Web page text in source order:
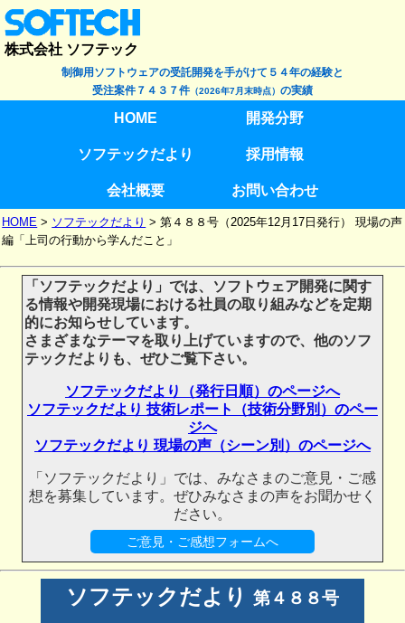
株式会社 ソフテック
制御用ソフトウェアの受託開発を手がけて５４年の経験と
受注案件７４３７件 （2026年7月末時点） の実績
HOME 開発分野
ソフテックだより 採用情報
会社概要 お問い合わせ
HOME > ソフテックだより >第４８８号（2025年12月17日発行） 現場の声
編「上司の行動から学んだこと」
「ソフテックだより」では、ソフトウェア開発に関す
る情報や開発現場における社員の取り組みなどを定期
的にお知らせしています。
さまざまなテーマを取り上げていますので、他のソフ
テックだよりも、ぜひご覧下さい。
ソフテックだより（発行日順）のページへ
ソフテックだより 技術レポート（技術分野別）のペー
ジへ
ソフテックだより 現場の声（シーン別）のページへ
「ソフテックだより」では、みなさまのご意見・ご感
想を募集しています。ぜひみなさまの声をお聞かせく
ださい。
ご意見・ご感想フォームへ
ソフテックだより
第４８８号